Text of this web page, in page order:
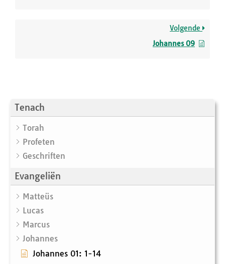
Tenach
Torah
Profeten
Geschriften
Evangeliën
Matteüs
Lucas
Marcus
Johannes
Johannes 01: 1-14
Volgende
Johannes 09